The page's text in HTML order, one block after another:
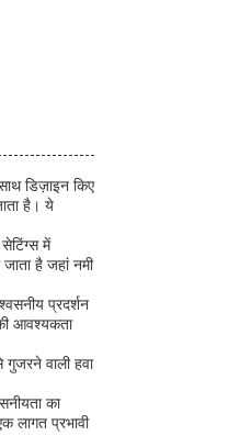
डिज़ाइन किए
है। ये
में
है जहां नमी
प्रदर्शन
आवश्यकता
वाली हवा
का
लागत प्रभावी